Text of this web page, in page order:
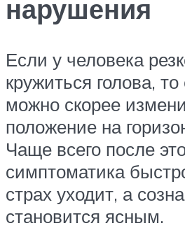
нарушения
Если у человека
кружиться голова,
можно скорее
положение на
Чаще всего после
симптоматика
страх уходит, а
становится ясным.